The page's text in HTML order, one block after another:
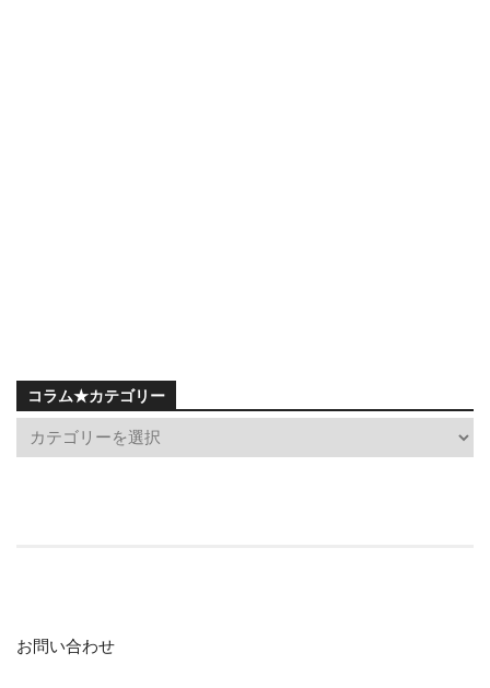
コラム★カテゴリー
お問い合わせ